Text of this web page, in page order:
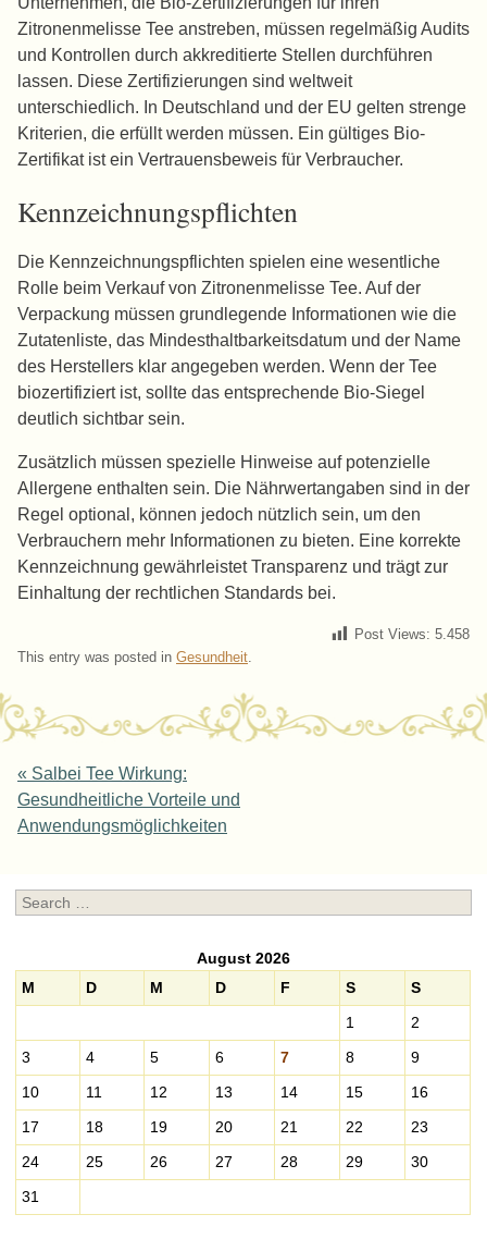
Zitronenmelisse Tee anstreben, müssen regelmäßig Audits
und Kontrollen durch akkreditierte Stellen durchführen
lassen. Diese Zertifizierungen sind weltweit
unterschiedlich. In Deutschland und der EU gelten strenge
Kriterien, die erfüllt werden müssen. Ein gültiges Bio-
Zertifikat ist ein Vertrauensbeweis für Verbraucher.
Kennzeichnungspflichten
Die Kennzeichnungspflichten spielen eine wesentliche
Rolle beim Verkauf von Zitronenmelisse Tee. Auf der
Verpackung müssen grundlegende Informationen wie die
Zutatenliste, das Mindesthaltbarkeitsdatum und der Name
des Herstellers klar angegeben werden. Wenn der Tee
biozertifiziert ist, sollte das entsprechende Bio-Siegel
deutlich sichtbar sein.
Zusätzlich müssen spezielle Hinweise auf potenzielle
Allergene enthalten sein. Die Nährwertangaben sind in der
Regel optional, können jedoch nützlich sein, um den
Verbrauchern mehr Informationen zu bieten. Eine korrekte
Kennzeichnung gewährleistet Transparenz und trägt zur
Einhaltung der rechtlichen Standards bei.
Post Views: 5.458
This entry was posted in Gesundheit.
Post navigation
« Salbei Tee Wirkung:
Gesundheitliche Vorteile und
Anwendungsmöglichkeiten
Search
August 2026
M
D M D F S
S
1
2
3
4 5 6 7 8
9
10
11 12 13 14 15
16
17
18 19 20 21 22
23
24
25 26 27 28 29
30
31